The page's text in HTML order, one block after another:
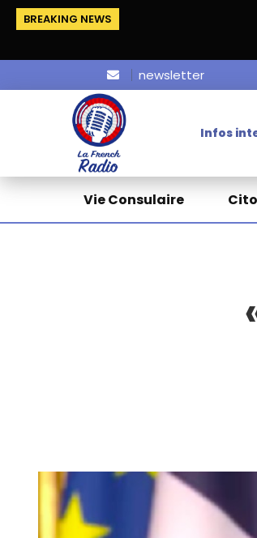
BREAKING NEWS
newsletter
Infos
Vie Consulaire